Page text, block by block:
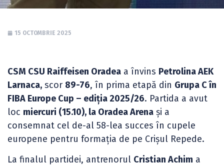
15 OCTOMBRIE 2025
CSM CSU Raiffeisen Oradea a învins Petrolina AEK
Larnaca, scor 89-76, în prima etapă din Grupa C în
FIBA Europe Cup – ediția 2025/26. Partida a avut
loc miercuri (15.10), la Oradea Arena și a
consemnat cel de-al 58-lea succes în cupele
europene pentru formația de pe Crișul Repede.
La finalul partidei, antrenorul Cristian Achim a